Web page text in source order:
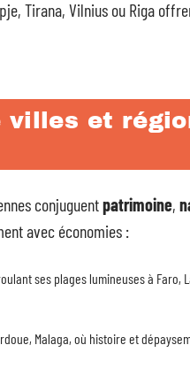
Tirana, Vilnius ou Riga
villes et
conjuguentpatrimoine,
avec économies :
ses plages lumineuses à Faro,
Malaga, où histoire et